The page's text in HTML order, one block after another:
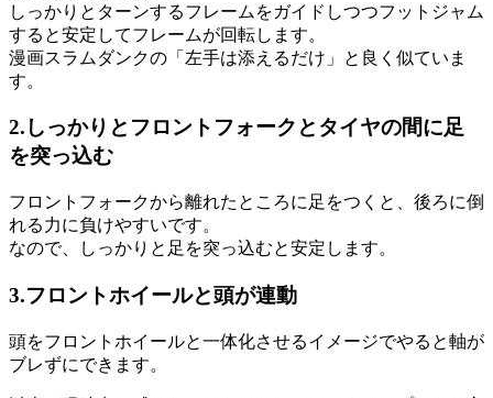
しっかりとターンするフレームをガイドしつつフットジャム
すると安定してフレームが回転します。
漫画スラムダンクの「左手は添えるだけ」と良く似ていま
す。
2.しっかりとフロントフォークとタイヤの間に足
を突っ込む
フロントフォークから離れたところに足をつくと、後ろに倒
れる力に負けやすいです。
なので、しっかりと足を突っ込むと安定します。
3.フロントホイールと頭が連動
頭をフロントホイールと一体化させるイメージでやると軸が
ブレずにできます。